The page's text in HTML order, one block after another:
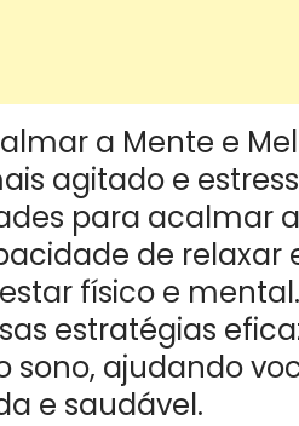
a Mente e
agitado e
para acalmar
de relaxar
físico e
estratégias
sono, ajudando
e saudável.